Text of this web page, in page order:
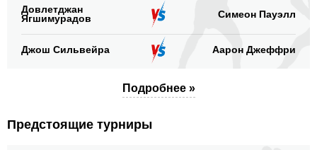
Довлетджан
Ягшимурадов
Симеон Пауэлл
Джош Сильвейра Аарон Джеффри
Подробнее »
Предстоящие турниры